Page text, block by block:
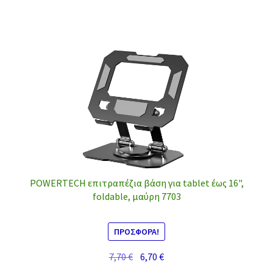
POWERTECH επιτραπέζια βάση για tablet έως 16",
foldable, μαύρη 7703
ΠΡΟΣΦΟΡΆ!
7,70€ Original
6,70€Η